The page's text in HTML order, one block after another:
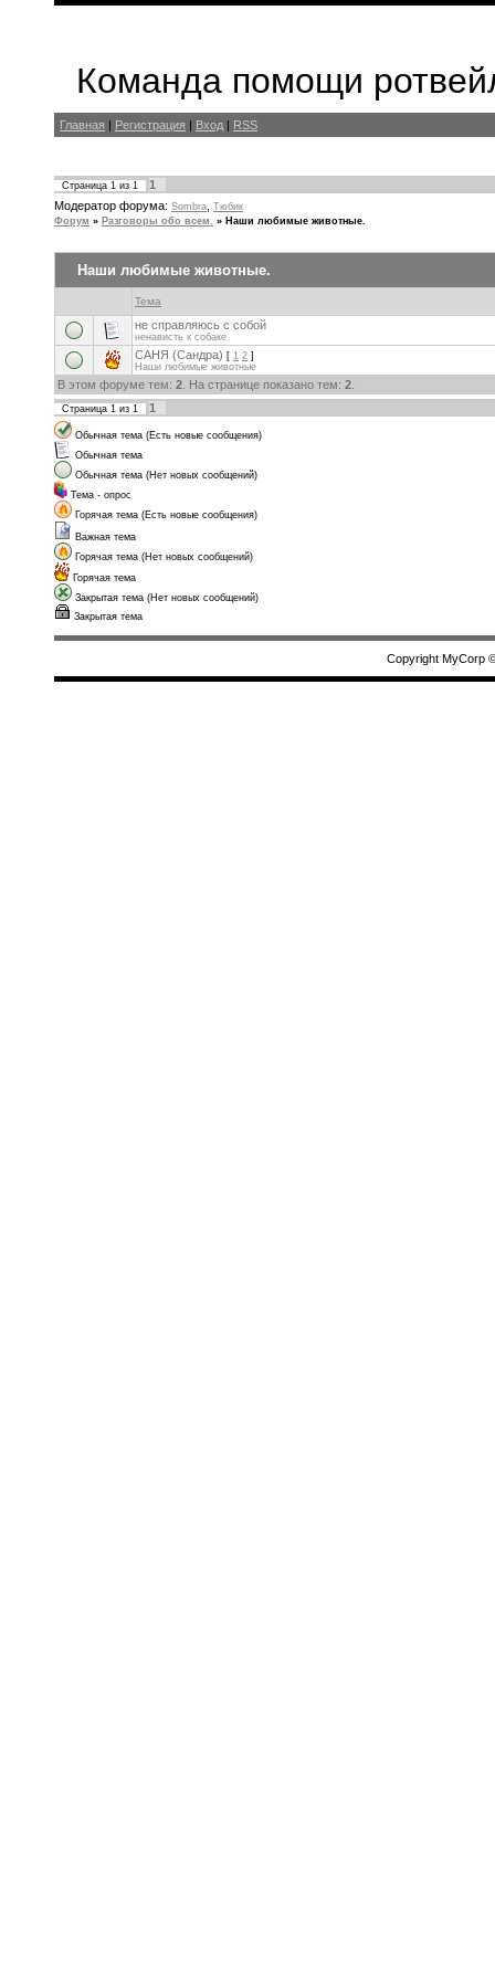
Команда помощи
Главная | Регистрация | Вход | RSS
Страница 1 из 1
1
Модератор форума: Sombra Тюбик
Форум » Разговоры обо всем. » Наши любимые животные.
Наши любимые животные.
Тема
не справляюсь с собой
ненависть к собаке
САНЯ (Сандра) [ 1 2 ]
Наши любимые животные
В этом форуме тем: 2 . На странице показано тем: 2
Страница 1 из 1 1
Обычная тема (Есть новые сообщения)
Обычная тема
Обычная тема (Нет новых сообщений)
Тема - опрос
Горячая тема (Есть новые сообщения)
Важная тема
Горячая тема (Нет новых сообщений)
Горячая тема
Закрытая тема (Нет новых сообщений)
Закрытая тема
Copyright MyCorp